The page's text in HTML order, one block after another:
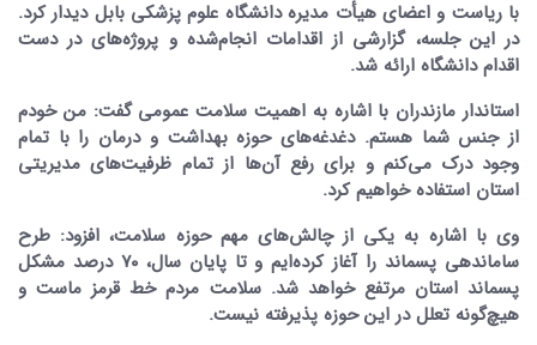
با ریاست و اعضای هیأت مدیره دانشگاه علوم پزشکی بابل دیدار کرد.
در این جلسه، گزارشی از اقدامات انجام‌شده و پروژه‌های در دست
اقدام دانشگاه ارائه شد.
استاندار مازندران با اشاره به اهمیت سلامت عمومی گفت: من خودم
از جنس شما هستم. دغدغه‌های حوزه بهداشت و درمان را با تمام
وجود درک می‌کنم و برای رفع آن‌ها از تمام ظرفیت‌های مدیریتی
استان استفاده خواهیم کرد.
وی با اشاره به یکی از چالش‌های مهم حوزه سلامت، افزود: طرح
ساماندهی پسماند را آغاز کرده‌ایم و تا پایان سال، ۷۰ درصد مشکل
پسماند استان مرتفع خواهد شد. سلامت مردم خط قرمز ماست و
هیچ‌گونه تعلل در این حوزه پذیرفته نیست.